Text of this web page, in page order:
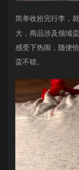
简单收拾完行李，
大，商品涉及领域
感受下热闹，随便
蛮不错。